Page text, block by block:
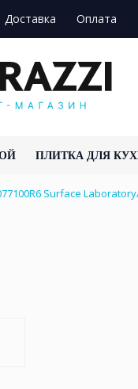
Доставка Оплата
ПЛИТКА ДЛЯ
Surface